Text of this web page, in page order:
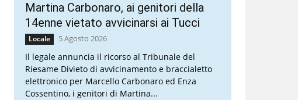
Martina Carbonaro, ai genitori della
14enne vietato avvicinarsi ai Tucci
Locale 5 Agosto 2026
Il legale annuncia il ricorso al Tribunale del
Riesame Divieto di avvicinamento e braccialetto
elettronico per Marcello Carbonaro ed Enza
Cossentino, i genitori di Martina...